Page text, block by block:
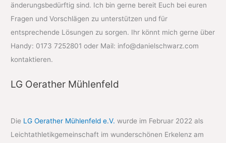
änderungsbedürftig sind. Ich bin gerne bereit Euch bei euren
Fragen und Vorschlägen zu unterstützen und für
entsprechende Lösungen zu sorgen. Ihr könnt mich gerne über
Handy: 0173 7252801 oder Mail: info@danielschwarz.com
kontaktieren.
LG Oerather Mühlenfeld
Die LG Oerather Mühlenfeld e.V. wurde im Februar 2022 als
Leichtathletikgemeinschaft im wunderschönen Erkelenz am